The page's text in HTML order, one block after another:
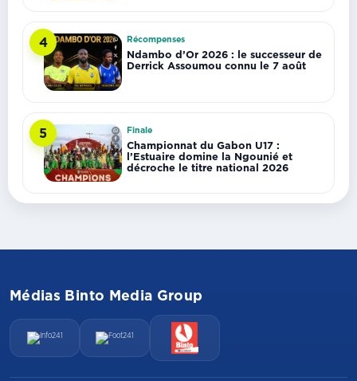
4 Récompenses
Ndambo d’Or 2026 : le successeur de
Derrick Assoumou connu le 7 août
5 Finale
Championnat du Gabon U17 :
l’Estuaire domine la Ngounié et
décroche le titre national 2026
Médias Binto Media Group